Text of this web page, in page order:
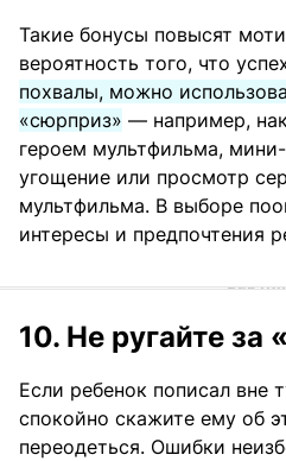
Такие бонусы повысят
вероятность того, что
похвалы, можно
«сюрприз» — например,
героем мультфильма,
угощение или просмотр
мультфильма. В выборе
интересы и предпочтения
10. Не ругайте за
Если ребенок пописал вне
спокойно скажите ему об
переодеться. Ошибки